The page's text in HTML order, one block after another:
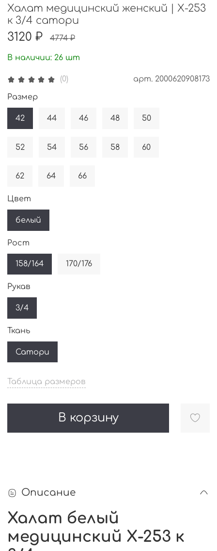
(0) арт. 2000620908173
Халат медицинский женский | Х-253
к 3/4 сатори
3120 ₽ 4774 ₽
В наличии: 26 шт
Таблица размеров
В корзину
Размер
42 44 46 48 50
52 54 56 58 60
62 64 66
Цвет
белый
Рост
158/164 170/176
Рукав
3/4
Ткань
Сатори
Описание
Халат белый
медицинский Х-253 к